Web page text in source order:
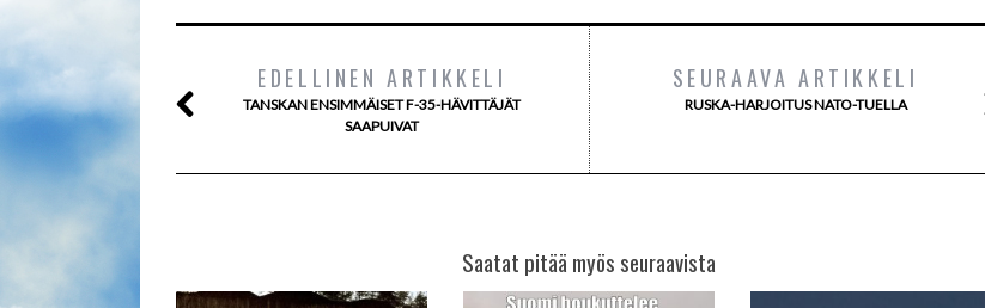
EDELLINEN ARTIKKELI
TANSKAN ENSIMMÄISET F-35-HÄVITTÄJÄT
SAAPUIVAT
SEURAAVA ARTIKKELI
RUSKA-HARJOITUS NATO-TUELLA
Saatat pitää myös seuraavista